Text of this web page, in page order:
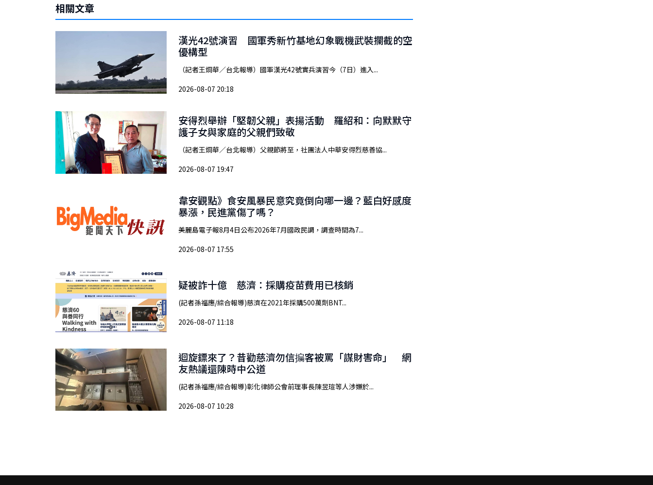
相關文章
漢光42號演習 國軍秀新竹基地幻象戰機武裝攔截的空
優構型
（記者王烱華／台北報導）國軍漢光42號實兵演習今（7日）進入...
2026-08-07 20:18
安得烈舉辦「堅韌父親」表揚活動 羅紹和：向默默守
護子女與家庭的父親們致敬
（記者王烱華／台北報導）父親節將至，社團法人中華安得烈慈善協...
2026-08-07 19:47
韋安觀點》食安風暴民意究竟倒向哪一邊？藍白好感度
暴漲，民進黨傷了嗎？
美麗島電子報8月4日公布2026年7月國政民調，調查時間為7...
2026-08-07 17:55
疑被詐十億 慈濟：採購疫苗費用已核銷
(記者孫福應/綜合報導)慈濟在2021年採購500萬劑BNT...
2026-08-07 11:18
迴旋鏢來了？昔勸慈濟勿信揙客被罵「謀財害命」 網
友熱議還陳時中公道
(記者孫福應/綜合報導)彰化律師公會前理事長陳昱瑄等人涉嫌於...
2026-08-07 10:28